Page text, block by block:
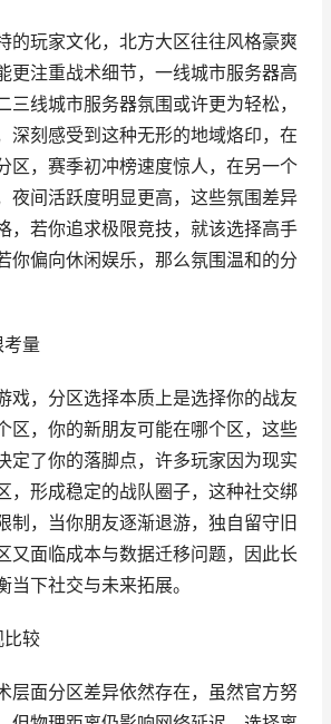
的玩家文化，北方大区往往风格豪爽
更注重战术细节，一线城市服务器高
三线城市服务器氛围或许更为轻松，
深刻感受到这种无形的地域烙印，在
区，赛季初冲榜速度惊人，在另一个
夜间活跃度明显更高，这些氛围差异
，若你追求极限竞技，就该选择高手
你偏向休闲娱乐，那么氛围温和的分
量
戏，分区选择本质上是选择你的战友
区，你的新朋友可能在哪个区，这些
定了你的落脚点，许多玩家因为现实
，形成稳定的战队圈子，这种社交绑
制，当你朋友逐渐退游，独自留守旧
又面临成本与数据迁移问题，因此长
当下社交与未来拓展。
较
层面分区差异依然存在，虽然官方努